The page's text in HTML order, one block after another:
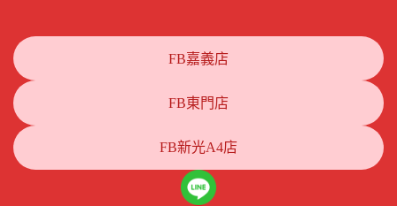
FB嘉義店
FB東門店
FB新光A4店